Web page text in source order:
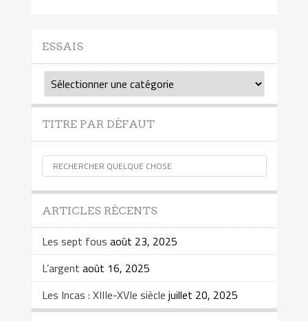
ESSAIS
Essais
TITRE PAR DÉFAUT
ARTICLES RÉCENTS
Les sept fous août 23, 2025
L’argent août 16, 2025
Les Incas : XIIIe-XVIe siècle juillet 20, 2025